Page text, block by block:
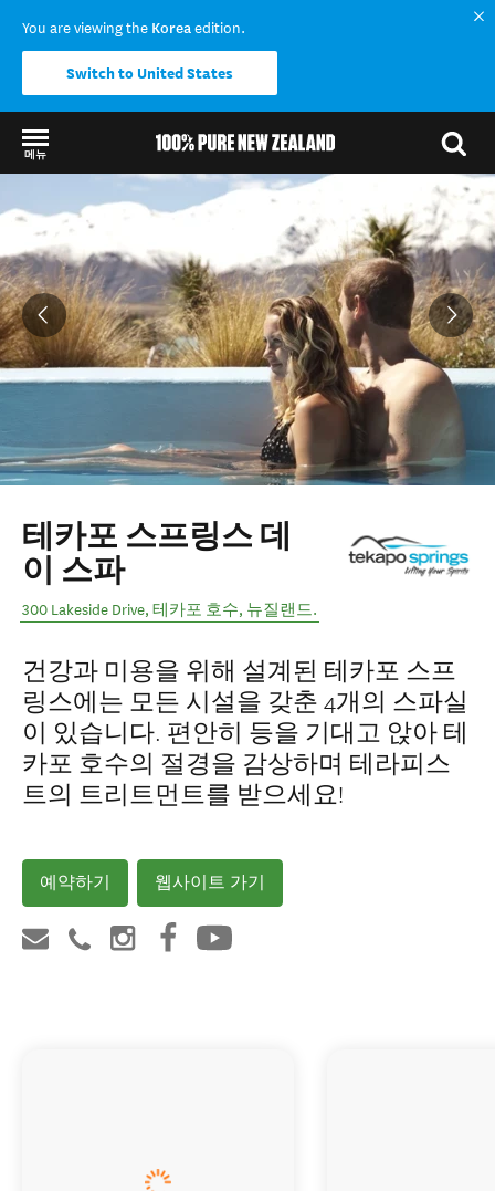
You are viewing the Koreaedition.
Switch to United States
메뉴
Back to my results
테카포 스프링스 데
이 스파
300 Lakeside Drive, 테카포 호수, 뉴질랜드.
건강과 미용을 위해 설계된 테카포 스프
링스에는 모든 시설을 갖춘 4개의 스파실
이 있습니다. 편안히 등을 기대고 앉아 테
카포 호수의 절경을 감상하며 테라피스
트의 트리트먼트를 받으세요!
예약하기 웹사이트 가기